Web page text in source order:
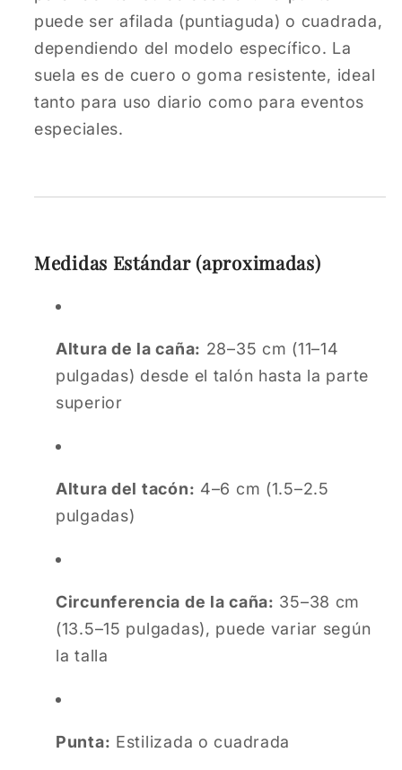
puede ser afilada (puntiaguda) o cuadrada,
dependiendo del modelo específico. La
suela es de cuero o goma resistente, ideal
tanto para uso diario como para eventos
especiales.
Medidas Estándar (aproximadas)
Altura de la caña: 28–35 cm (11–14
pulgadas) desde el talón hasta la parte
superior
Altura del tacón: 4–6 cm (1.5–2.5
pulgadas)
Circunferencia de la caña: 35–38 cm
(13.5–15 pulgadas), puede variar según
la talla
Punta: Estilizada o cuadrada